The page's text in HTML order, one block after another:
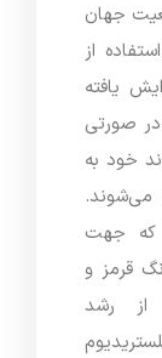
جهان
از
یافته
صورتی
خود به
می‌شوند.
که جهت
قرمز و
رشد